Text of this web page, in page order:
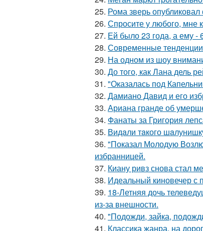
25. Рома зверь
26. Спросите у любого, мне
27. Ей было 23 года, а ему -
28. Современные
29. На одном из шоу
30. До того, как Лана дель
31. "Оказалась под
32. Дамиано Давид и его
33. Ариана гранде об
34. Фанаты за Григория
35. Видaли тaкого
36. "Показал Молодую
избранницей.
37. Киану ривз снова стал
38. Идеальный киновечер с
39. 18-Летняя дочь
из-за внешности.
40. "Подожди, зайка,
41. Классика жанра, на